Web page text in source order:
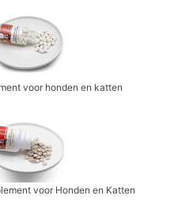
voor honden en katten
voor Honden en Katten